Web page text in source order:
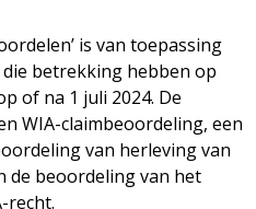
is van toepassing
betrekking hebben op
of na 1 juli 2024. De
WIA-claimbeoordeling, een
van herleving van
de beoordeling van het
recht.